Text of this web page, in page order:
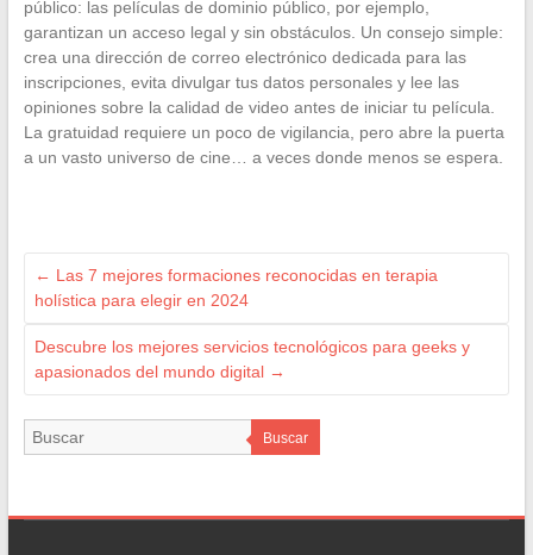
público: las películas de dominio público, por ejemplo,
garantizan un acceso legal y sin obstáculos. Un consejo simple:
crea una dirección de correo electrónico dedicada para las
inscripciones, evita divulgar tus datos personales y lee las
opiniones sobre la calidad de video antes de iniciar tu película.
La gratuidad requiere un poco de vigilancia, pero abre la puerta
a un vasto universo de cine… a veces donde menos se espera.
← Las 7 mejores formaciones reconocidas en terapia
holística para elegir en 2024
Descubre los mejores servicios tecnológicos para geeks y
apasionados del mundo digital →
Buscar